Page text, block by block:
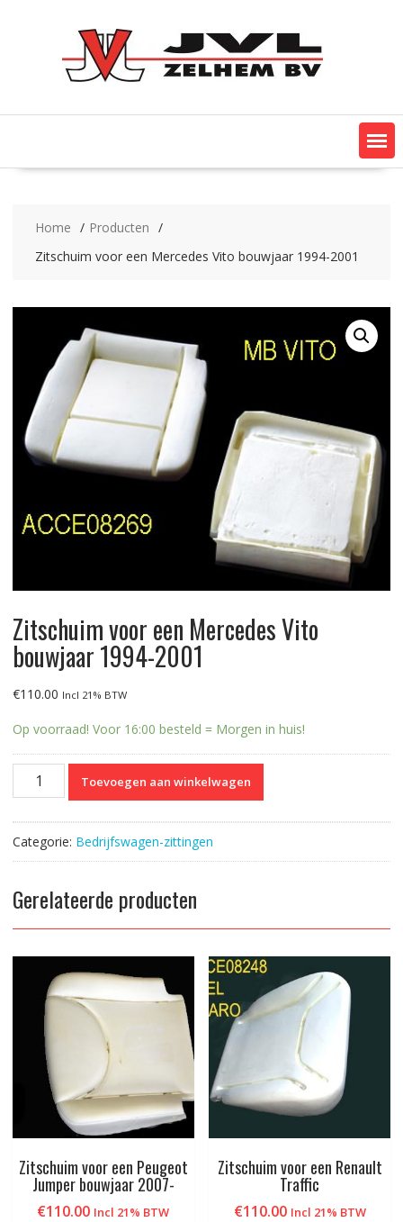
Home
Producten
Zitschuim voor een Mercedes Vito bouwjaar 1994-2001
Zitschuim voor een Mercedes Vito
bouwjaar 1994-2001
€110.00 Incl 21% BTW
Op voorraad! Voor 16:00 besteld = Morgen in huis!
Zitschuim
Vito
1994-
2001
aantal
Toevoegen aan winkelwagen
Categorie: Bedrijfswagen-zittingen
Gerelateerde producten
Zitschuim voor een Peugeot
Jumper bouwjaar 2007-
€110.00 Incl 21% BTW
Zitschuim voor een Renault
Traffic
€110.00 Incl 21% BTW